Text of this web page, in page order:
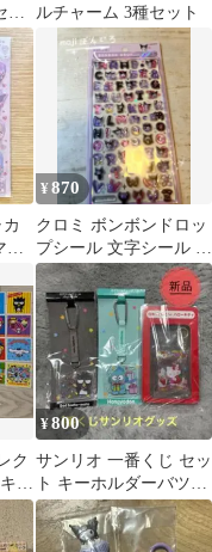
ッ
ルチャーム 3種セット
イ
¥870
クロミ ボンボンドロッ
プシール 文字シール サ
ンリオ
ク
テ
匿
¥800
サンリオ 一番くじ セッ
ト キーホルダーバツ
丸 ハンギョドン ハ
ローキティ